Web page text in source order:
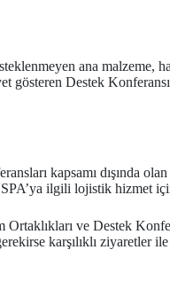
ana malzeme,
Destek
kapsamı dışında
ilgili lojistik hizmet
ve Destek
karşılıklı ziyaretler